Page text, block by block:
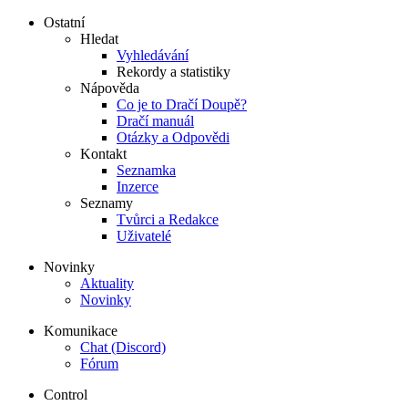
Ostatní
Hledat
Vyhledávání
Rekordy a statistiky
Nápověda
Co je to Dračí Doupě?
Dračí manuál
Otázky a Odpovědi
Kontakt
Seznamka
Inzerce
Seznamy
Tvůrci a Redakce
Uživatelé
Novinky
Aktuality
Novinky
Komunikace
Chat (Discord)
Fórum
Control